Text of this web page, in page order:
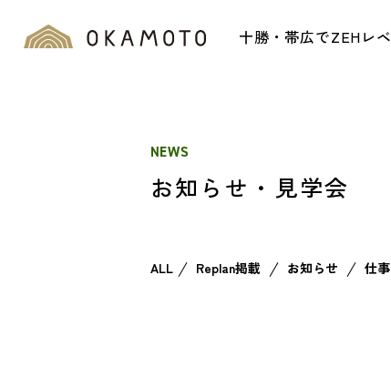
十勝・帯広でZEHレ
NEWS
お知らせ・見学会
ALL Replan掲載 お知らせ 仕事